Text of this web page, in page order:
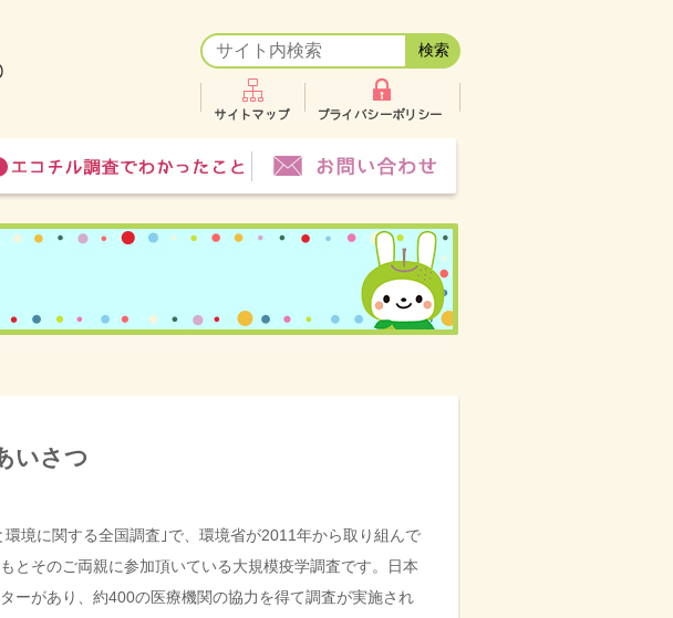
いさつ
境に関する全国調査｣で、環境省が2011年から取り組んで
とそのご両親に参加頂いている大規模疫学調査です。日本
ーがあり、約400の医療機関の協力を得て調査が実施され